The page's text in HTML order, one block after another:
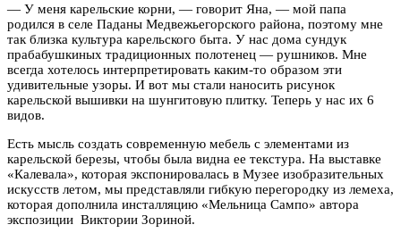
— У меня карельские корни, — говорит Яна, — мой папа
родился в селе Паданы Медвежьегорского района, поэтому мне
так близка культура карельского быта. У нас дома сундук
прабабушкиных традиционных полотенец — рушников. Мне
всегда хотелось интерпретировать каким-то образом эти
удивительные узоры. И вот мы стали наносить рисунок
карельской вышивки на шунгитовую плитку. Теперь у нас их 6
видов.
Есть мысль создать современную мебель с элементами из
карельской березы, чтобы была видна ее текстура. На выставке
«Калевала», которая экспонировалась в Музее изобразительных
искусств летом, мы представляли гибкую перегородку из лемеха,
которая дополнила инсталляцию «Мельница Сампо» автора
экспозиции Виктории Зориной.